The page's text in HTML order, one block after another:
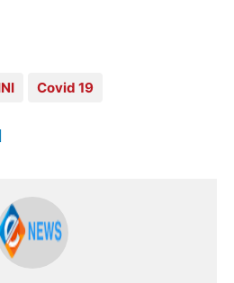
Covid 19